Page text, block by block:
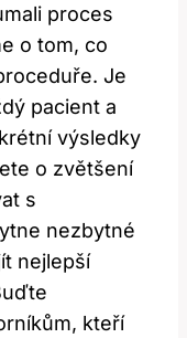
proces
o tom, co
Je
pacient a
výsledky
o zvětšení
s
nezbytné
nejlepší
kteří